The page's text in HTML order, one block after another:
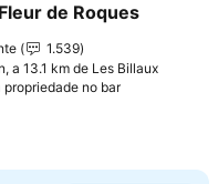
aos favoritos
de Roques
1.539
a 13.1 km de Les Billaux
propriedade no bar